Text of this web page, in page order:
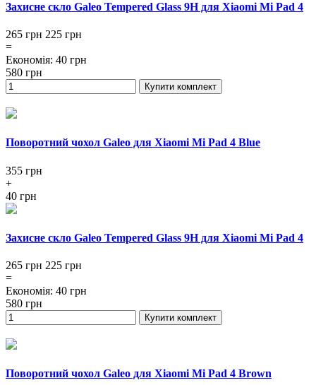
Захисне скло Galeo Tempered Glass 9H для Xiaomi Mi Pad 4
265 грн 225 грн
=
Економія: 40 грн
580 грн
Купити комплект
Поворотний чохол Galeo для Xiaomi Mi Pad 4 Blue
355 грн
+
40 грн
Захисне скло Galeo Tempered Glass 9H для Xiaomi Mi Pad 4
265 грн 225 грн
=
Економія: 40 грн
580 грн
Купити комплект
Поворотний чохол Galeo для Xiaomi Mi Pad 4 Brown